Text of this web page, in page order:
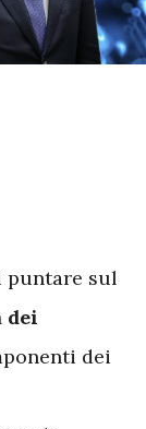
puntare sul
dei